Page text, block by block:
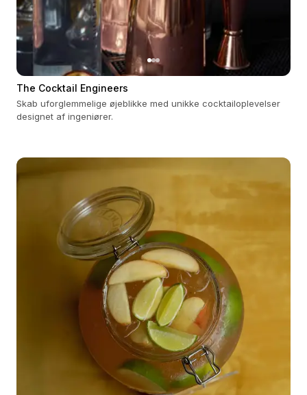
The Cocktail Engineers
Skab uforglemmelige øjeblikke med unikke cocktailoplevelser
designet af ingeniører.